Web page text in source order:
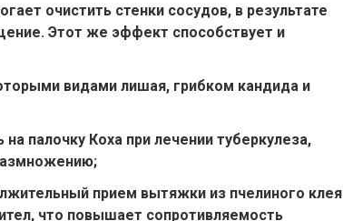
очистить стенки сосудов, в результате
Этот же эффект способствует и
видами лишая, грибком кандида и
палочку Коха при лечении туберкулеза,
прием вытяжки из пчелиного клея
что повышает сопротивляемость